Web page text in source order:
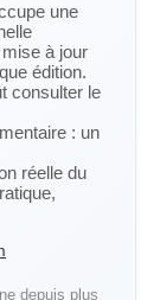
une
à jour
édition.
consulter le
: un
réelle du
depuis plus